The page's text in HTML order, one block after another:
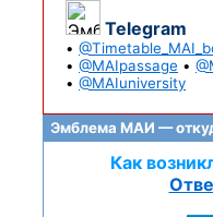
Telegram
•
• @MAIpassage •
• @MAIuniversity
Эмблема МАИ —
Как